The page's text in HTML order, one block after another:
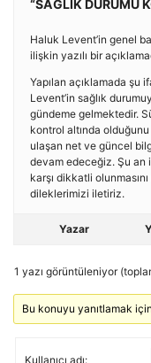
“SAĞLIK DURUMU
Haluk Levent’in genel
ilişkin yazılı bir
Yapılan açıklamada şu
Levent’in sağlık
gündeme gelmektedir.
kontrol altında
ulaşan net ve güncel
devam edeceğiz. Şu an
karşı dikkatli
dileklerimizi iletiriz.
Yazar
1 yazı görüntüleniyor
Bu konuyu yanıtlamak
Kullanıcı adı: